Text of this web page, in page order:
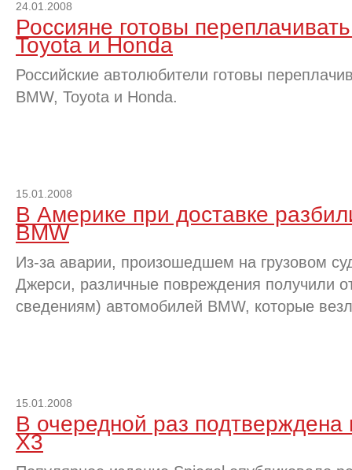
24.01.2008
Россияне готовы
Toyota и Honda
Российские автолюбители готовы
BMW, Toyota и Honda.
15.01.2008
В Америке при доставке
BMW
Из-за аварии, произошедшем на грузовом
Джерси, различные повреждения получили
сведениям) автомобилей BMW, которые
15.01.2008
В очередной раз подтверждена
X3